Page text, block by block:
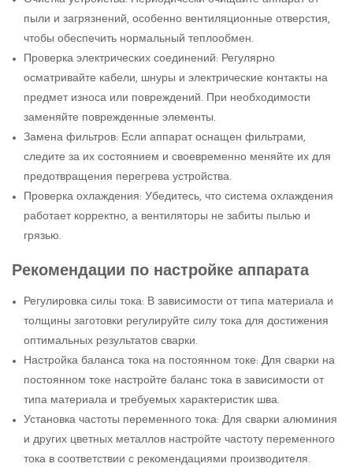
пыли и загрязнений, особенно вентиляционные отверстия,
чтобы обеспечить нормальный теплообмен.
Проверка электрических соединений: Регулярно
осматривайте кабели, шнуры и электрические контакты на
предмет износа или повреждений. При необходимости
заменяйте поврежденные элементы.
Замена фильтров: Если аппарат оснащен фильтрами,
следите за их состоянием и своевременно меняйте их для
предотвращения перегрева устройства.
Проверка охлаждения: Убедитесь, что система охлаждения
работает корректно, а вентиляторы не забиты пылью и
грязью.
Рекомендации по настройке аппарата
Регулировка силы тока: В зависимости от типа материала и
толщины заготовки регулируйте силу тока для достижения
оптимальных результатов сварки.
Настройка баланса тока на постоянном токе: Для сварки на
постоянном токе настройте баланс тока в зависимости от
типа материала и требуемых характеристик шва.
Установка частоты переменного тока: Для сварки алюминия
и других цветных металлов настройте частоту переменного
тока в соответствии с рекомендациями производителя.